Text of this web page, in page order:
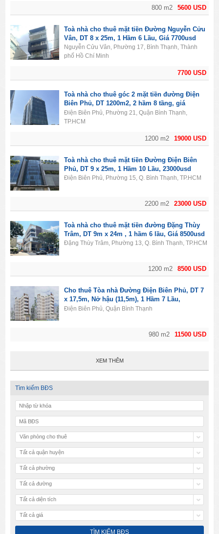
5600 USD
800 m2
7700 USD
Toà nhà cho thuê mặt tiền Đường Nguyễn Cửu
Vân, DT 8 x 25m, 1 Hầm 6 Lầu, Giá 7700usd
Nguyễn Cửu Vân, Phường 17, Bình Thạnh, Thành
phố Hồ Chí Minh
19000 USD
1200 m2
Toà nhà cho thuê góc 2 mặt tiền đường Điện
Biên Phủ, DT 1200m2, 2 hầm 8 tầng, giá
19000usd
Điện Biên Phủ, Phường 21, Quận Bình Thạnh,
TP.HCM
23000 USD
2200 m2
Toà nhà cho thuê mặt tiền Đường Điện Biên
Phủ, DT 9 x 25m, 1 Hầm 10 Lầu, 23000usd
Điện Biên Phủ, Phường 15, Q. Bình Thạnh, TP.HCM
8500 USD
1200 m2
Toà nhà cho thuê mặt tiền đường Đặng Thùy
Trâm, DT 9m x 24m , 1 hầm 6 lầu, Giá 8500usd
Đặng Thùy Trâm, Phường 13, Q. Bình Thạnh, TP.HCM
11500 USD
980 m2
Cho thuê Tòa nhà Đường Điện Biên Phủ, DT 7
x 17,5m, Nở hậu (11,5m), 1 Hầm 7 Lầu,
11500usd
Điện Biên Phủ, Quận Bình Thạnh
XEM THÊM
Tìm kiếm BĐS
Văn phòng cho thuê
Tất cả quận huyện
Tất cả phường
Tất cả đường
Tất cả diện tích
Tất cả giá